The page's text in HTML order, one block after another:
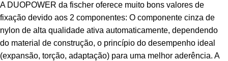
A DUOPOWER da fischer oferece muito bons valores de
fixação devido aos 2 componentes: O componente cinza de
nylon de alta qualidade ativa automaticamente, dependendo
do material de construção, o princípio do desempenho ideal
(expansão, torção, adaptação) para uma melhor aderência. A